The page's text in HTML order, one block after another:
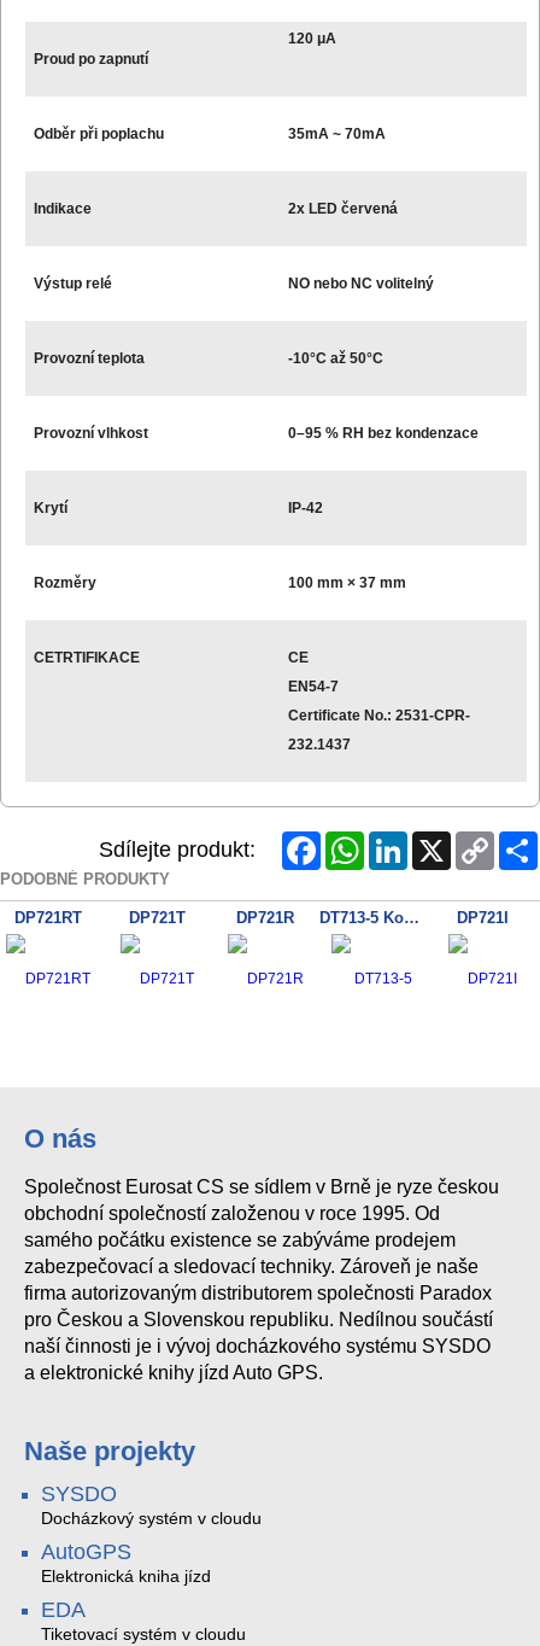
Proud po zapnutí
120 μA
Odběr při poplachu 35mA ~ 70mA
Indikace 2x LED červená
Výstup relé NO nebo NC volitelný
Provozní teplota -10°C až 50°C
Provozní vlhkost 0–95 % RH bez kondenzace
Krytí IP-42
Rozměry 100 mm × 37 mm
CETRTIFIKACE
CE
EN54-7
Certificate No.: 2531-CPR-
232.1437
Sdílejte produkt: FacebookWhatsAppLinkedInX
Copy
Link
PODOBNÉ PRODUKTY
DP721RT DP721T DP721R DT713-5 Konvenč.teplot.hlásič DP721I
O nás
Společnost Eurosat CS se sídlem v Brně je ryze českou
obchodní společností založenou v roce 1995. Od
samého počátku existence se zabýváme prodejem
zabezpečovací a sledovací techniky. Zároveň je naše
firma autorizovaným distributorem společnosti Paradox
pro Českou a Slovenskou republiku. Nedílnou součástí
naší činnosti je i vývoj docházkového systému SYSDO
a elektronické knihy jízd Auto GPS.
Naše projekty
SYSDO
Docházkový systém v cloudu
AutoGPS
Elektronická kniha jízd
EDA
Tiketovací systém v cloudu